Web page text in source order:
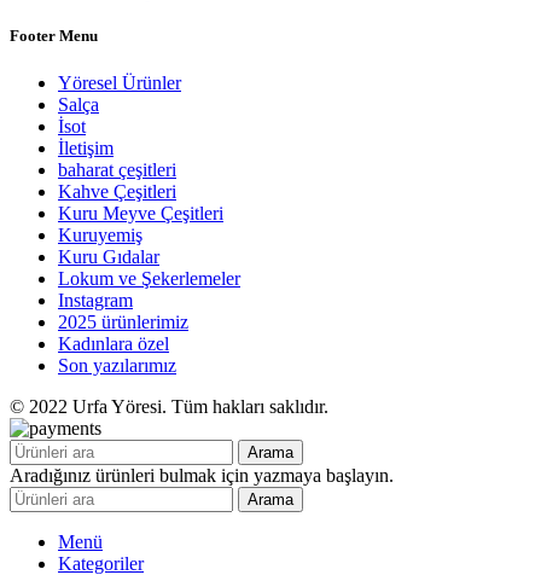
Footer Menu
Yöresel Ürünler
Salça
İsot
İletişim
baharat çeşitleri
Kahve Çeşitleri
Kuru Meyve Çeşitleri
Kuruyemiş
Kuru Gıdalar
Lokum ve Şekerlemeler
Instagram
2025 ürünlerimiz
Kadınlara özel
Son yazılarımız
© 2022 Urfa Yöresi. Tüm hakları saklıdır.
Arama
Aradığınız ürünleri bulmak için yazmaya başlayın.
Arama
Menü
Kategoriler